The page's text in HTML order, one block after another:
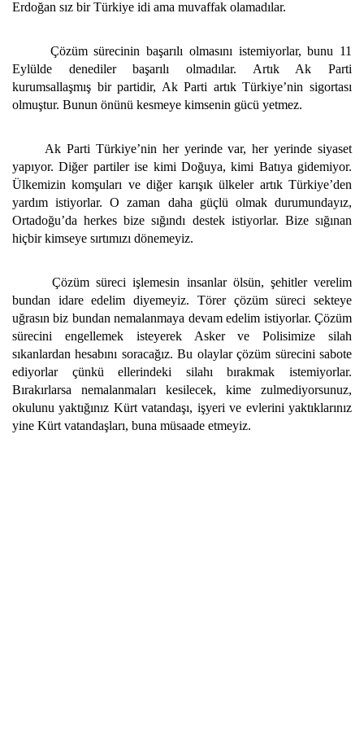
Erdoğan sız bir Türkiye idi ama muvaffak olamadılar.
Çözüm sürecinin başarılı olmasını istemiyorlar, bunu 11
Eylülde denediler başarılı olmadılar. Artık Ak Parti
kurumsallaşmış bir partidir, Ak Parti artık Türkiye’nin sigortası
olmuştur. Bunun önünü kesmeye kimsenin gücü yetmez.
Ak Parti Türkiye’nin her yerinde var, her yerinde siyaset
yapıyor. Diğer partiler ise kimi Doğuya, kimi Batıya gidemiyor.
Ülkemizin komşuları ve diğer karışık ülkeler artık Türkiye’den
yardım istiyorlar. O zaman daha güçlü olmak durumundayız,
Ortadoğu’da herkes bize sığındı destek istiyorlar. Bize sığınan
hiçbir kimseye sırtımızı dönemeyiz.
Çözüm süreci işlemesin insanlar ölsün, şehitler verelim
bundan idare edelim diyemeyiz. Törer çözüm süreci sekteye
uğrasın biz bundan nemalanmaya devam edelim istiyorlar. Çözüm
sürecini engellemek isteyerek Asker ve Polisimize silah
sıkanlardan hesabını soracağız. Bu olaylar çözüm sürecini sabote
ediyorlar çünkü ellerindeki silahı bırakmak istemiyorlar.
Bırakırlarsa nemalanmaları kesilecek, kime zulmediyorsunuz,
okulunu yaktığınız Kürt vatandaşı, işyeri ve evlerini yaktıklarınız
yine Kürt vatandaşları, buna müsaade etmeyiz.